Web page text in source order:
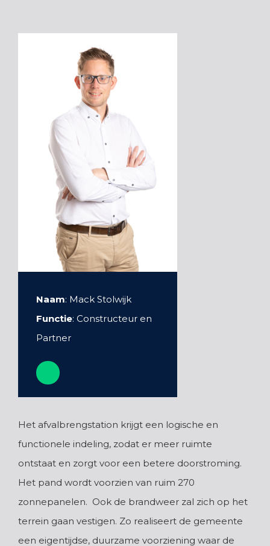
Naam: Mack Stolwijk
Functie: Constructeur en
Partner
Het afvalbrengstation krijgt een logische en
functionele indeling, zodat er meer ruimte
ontstaat en zorgt voor een betere doorstroming.
Het pand wordt voorzien van ruim 270
zonnepanelen. Ook de brandweer zal zich op het
terrein gaan vestigen. Zo realiseert de gemeente
een eigentijdse, duurzame voorziening waar de